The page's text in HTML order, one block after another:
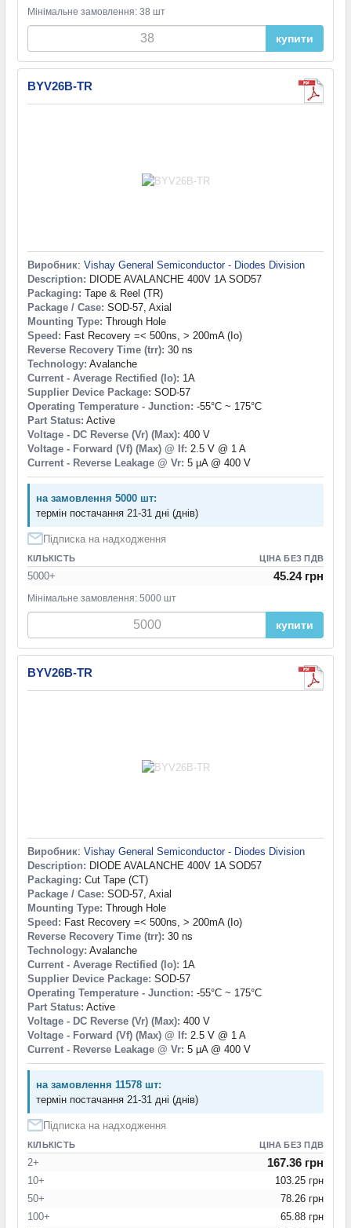
Мінімальне замовлення: 38 шт
купити
BYV26B-TR
Виробник: Vishay General Semiconductor - Diodes Division
Description: DIODE AVALANCHE 400V 1A SOD57
Packaging: Tape & Reel (TR)
Package / Case: SOD-57, Axial
Mounting Type: Through Hole
Speed: Fast Recovery =< 500ns, > 200mA (Io)
Reverse Recovery Time (trr): 30 ns
Technology: Avalanche
Current - Average Rectified (Io): 1A
Supplier Device Package: SOD-57
Operating Temperature - Junction: -55°C ~ 175°C
Part Status: Active
Voltage - DC Reverse (Vr) (Max): 400 V
Voltage - Forward (Vf) (Max) @ If: 2.5 V @ 1 A
Current - Reverse Leakage @ Vr: 5 µA @ 400 V
на замовлення 5000 шт:
термін постачання 21-31 дні (днів)
Підписка на надходження
КІЛЬКІСТЬ ЦІНА БЕЗ ПДВ
5000+ 45.24 грн
Мінімальне замовлення: 5000 шт
купити
BYV26B-TR
Виробник: Vishay General Semiconductor - Diodes Division
Description: DIODE AVALANCHE 400V 1A SOD57
Packaging: Cut Tape (CT)
Package / Case: SOD-57, Axial
Mounting Type: Through Hole
Speed: Fast Recovery =< 500ns, > 200mA (Io)
Reverse Recovery Time (trr): 30 ns
Technology: Avalanche
Current - Average Rectified (Io): 1A
Supplier Device Package: SOD-57
Operating Temperature - Junction: -55°C ~ 175°C
Part Status: Active
Voltage - DC Reverse (Vr) (Max): 400 V
Voltage - Forward (Vf) (Max) @ If: 2.5 V @ 1 A
Current - Reverse Leakage @ Vr: 5 µA @ 400 V
на замовлення 11578 шт:
термін постачання 21-31 дні (днів)
Підписка на надходження
КІЛЬКІСТЬ ЦІНА БЕЗ ПДВ
2+ 167.36 грн
10+
103.25 грн
50+
78.26 грн
100+
65.88 грн